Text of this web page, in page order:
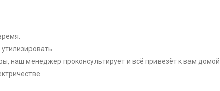
наш менеджер проконсультирует и всё привезёт к вам домой.